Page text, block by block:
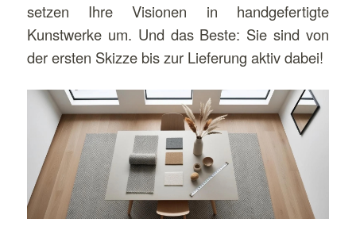
setzen Ihre Visionen in handgefertigte
Kunstwerke um. Und das Beste: Sie sind von
der ersten Skizze bis zur Lieferung aktiv dabei!